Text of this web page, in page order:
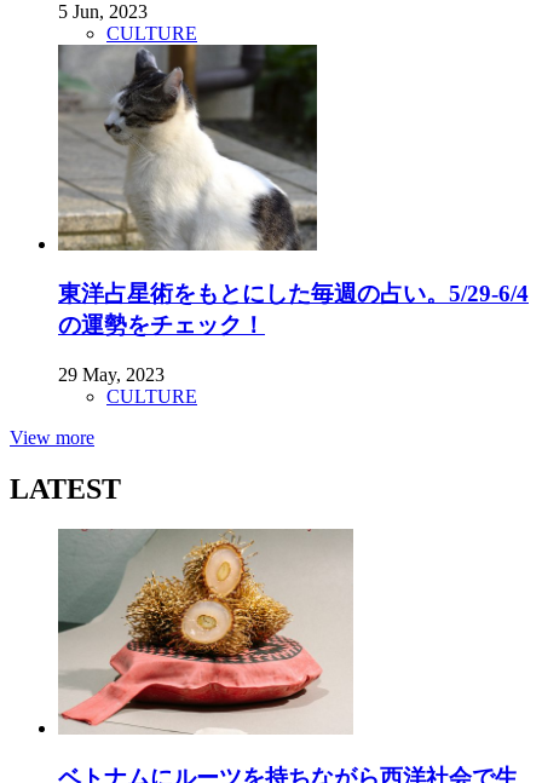
5 Jun, 2023
CULTURE
東洋占星術をもとにした毎週の占い。5/29-6/4
の運勢をチェック！
29 May, 2023
CULTURE
View more
LATEST
ベトナムにルーツを持ちながら西洋社会で生